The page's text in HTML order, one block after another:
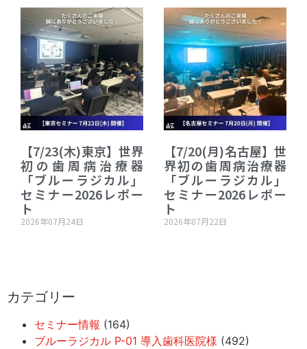
【7/23(木)東京】世界
初の歯周病治療器
「ブルーラジカル」
セミナー2026レポー
ト
2026年07月24日
【7/20(月)名古屋】世
界初の歯周病治療器
「ブルーラジカル」
セミナー2026レポー
ト
2026年07月22日
カテゴリー
セミナー情報 (164)
ブルーラジカル P-01 導入歯科医院様 (492)